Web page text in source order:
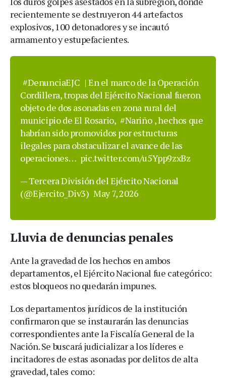
recientemente se destruyeron 44 artefactos
explosivos, 100 detonadores y se incautó
armamento y estupefacientes.
#DenunciaEJC | En el marco de la Operación
Cordillera, tropas del Ejército Nacional fueron
objeto de dos asonadas en zona rural del
municipio de El Rosario, #Nariño , hechos que
habrían sido promovidos por estructuras
ilegales para obstaculizar el avance de las
operaciones… pic.twitter.com/u5Ypp9zxBz
— Tercera División del Ejército Nacional
(@Ejercito_Div3) May 7, 2026
Lluvia de denuncias penales
Ante la gravedad de los hechos en ambos
departamentos, el Ejército Nacional fue categórico:
estos bloqueos no quedarán impunes.
Los departamentos jurídicos de la institución
confirmaron que se instaurarán las denuncias
correspondientes ante la Fiscalía General de la
Nación. Se buscará judicializar a los líderes e
incitadores de estas asonadas por delitos de alta
gravedad, tales como: